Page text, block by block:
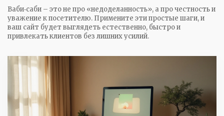
Ваби‑саби – это не про «недоделанность», а про честность и
уважение к посетителю. Примените эти простые шаги, и
ваш сайт будет выглядеть естественно, быстро и
привлекать клиентов без лишних усилий.